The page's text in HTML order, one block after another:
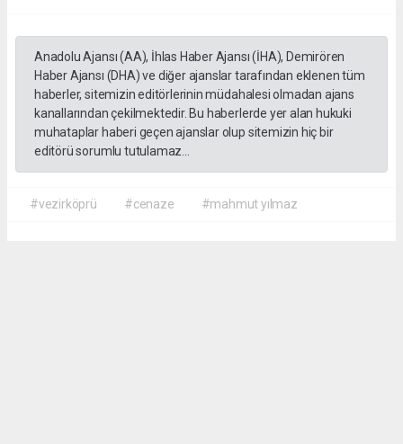
Anadolu Ajansı (AA), İhlas Haber Ajansı (İHA), Demirören
Haber Ajansı (DHA) ve diğer ajanslar tarafından eklenen tüm
haberler, sitemizin editörlerinin müdahalesi olmadan ajans
kanallarından çekilmektedir. Bu haberlerde yer alan hukuki
muhataplar haberi geçen ajanslar olup sitemizin hiç bir
editörü sorumlu tutulamaz...
#vezirköprü #cenaze #mahmut yılmaz